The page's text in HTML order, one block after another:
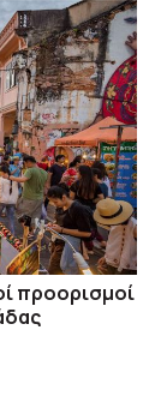
προορισμοί